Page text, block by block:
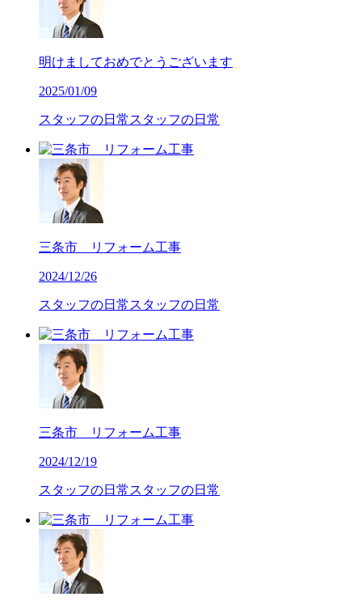
明けましておめでとうございます
2025/01/09
スタッフの日常スタッフの日常
三条市 リフォーム工事
2024/12/26
スタッフの日常スタッフの日常
三条市 リフォーム工事
2024/12/19
スタッフの日常スタッフの日常